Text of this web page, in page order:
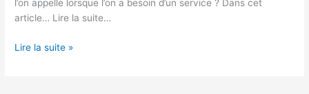
l’on appelle lorsque l’on a besoin d’un service ? Dans cet
article… Lire la suite…
Lire la suite »